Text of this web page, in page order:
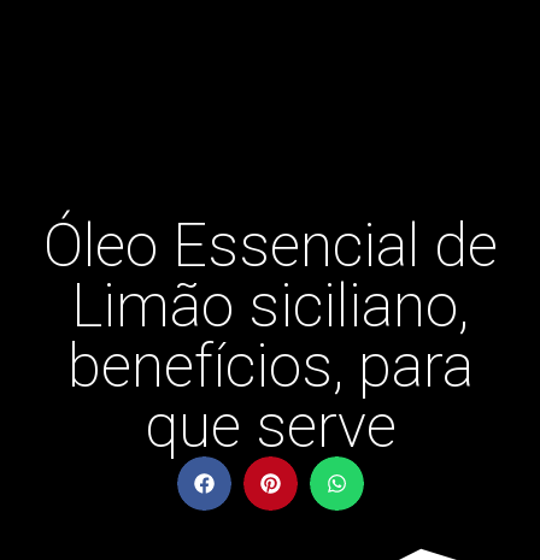
Óleo Essencial de
Limão siciliano,
benefícios, para
que serve